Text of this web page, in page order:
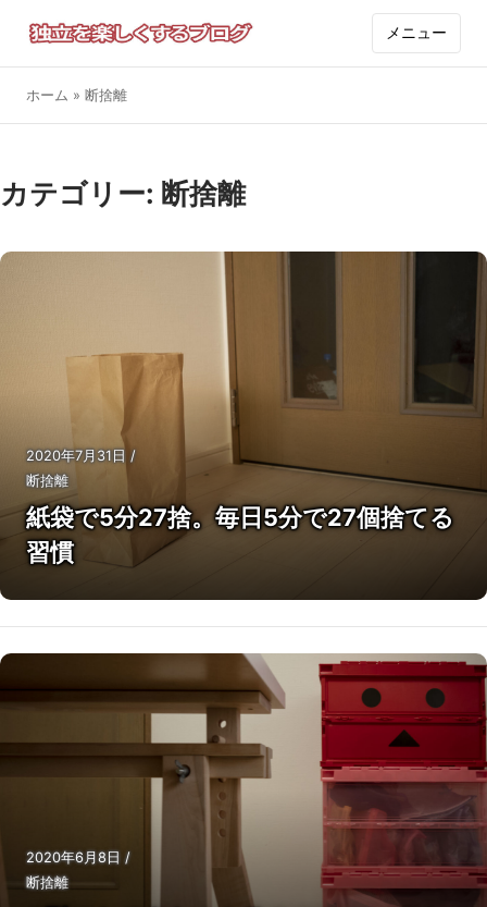
メニュー
ホーム » 断捨離
カテゴリー: 断捨離
2020年7月31日 /
断捨離
紙袋で5分27捨。毎日5分で27個捨てる
習慣
2020年6月8日 /
断捨離